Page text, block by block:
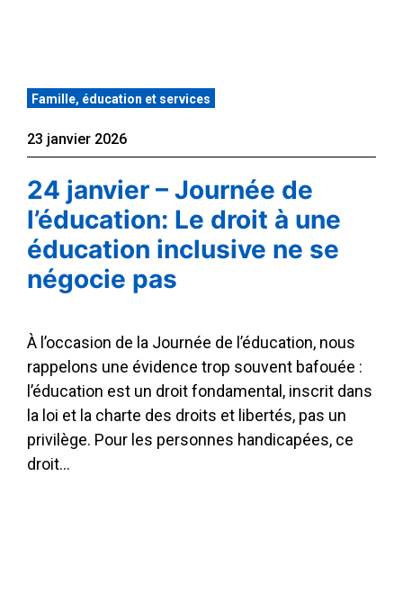
Famille, éducation et services
23 janvier 2026
24 janvier – Journée de
l’éducation: Le droit à une
éducation inclusive ne se
négocie pas
À l’occasion de la Journée de l’éducation, nous
rappelons une évidence trop souvent bafouée :
l’éducation est un droit fondamental, inscrit dans
la loi et la charte des droits et libertés, pas un
privilège. Pour les personnes handicapées, ce
droit…